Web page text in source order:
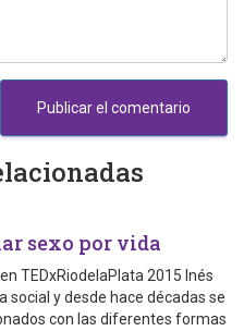
sexo por vida
TEDxRiodelaPlata 2015 Inés
social y desde hace décadas se
con las diferentes formas